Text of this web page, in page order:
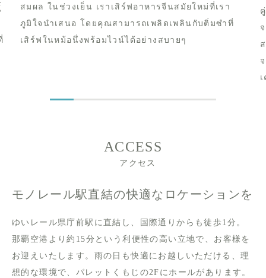
สมผล ในช่วงเย็น เราเสิร์ฟอาหารจีนสมัยใหม่ที่เรา
ภูมิใจนำเสนอ โดยคุณสามารถเพลิดเพลินกับติ่มซำที่
เสิร์ฟในหม้อนึ่งพร้อมไวน์ได้อย่างสบายๆ
ACCESS
アクセス
モノレール駅直結の快適なロケーションを
ゆいレール県庁前駅に直結し、国際通りからも徒歩1分。
那覇空港より約15分という利便性の高い立地で、お客様を
お迎えいたします。雨の日も快適にお越しいただける、理
想的な環境で、パレットくもじの2Fにホールがあります。